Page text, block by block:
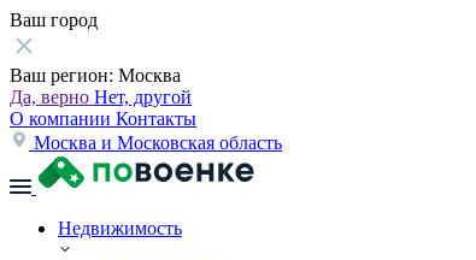
Ваш город
Ваш регион: Москва
Да, верно Нет, другой
О компании Контакты
Москва и Московская область
Недвижимость